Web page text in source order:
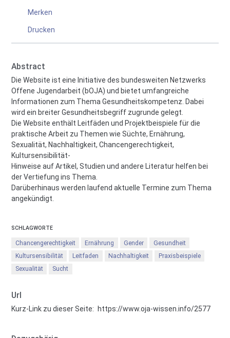
Merken
Drucken
Abstract
Die Website ist eine Initiative des bundesweiten Netzwerks
Offene Jugendarbeit (bOJA) und bietet umfangreiche
Informationen zum Thema Gesundheitskompetenz. Dabei
wird ein breiter Gesundheitsbegriff zugrunde gelegt.
Die Website enthält Leitfäden und Projektbeispiele für die
praktische Arbeit zu Themen wie Süchte, Ernährung,
Sexualität, Nachhaltigkeit, Chancengerechtigkeit,
Kultursensibilität-
Hinweise auf Artikel, Studien und andere Literatur helfen bei
der Vertiefung ins Thema.
Darüberhinaus werden laufend aktuelle Termine zum Thema
angekündigt.
SCHLAGWORTE
Chancengerechtigkeit Ernährung Gender
Gesundheit
Kultursensibilität
Leitfaden Nachhaltigkeit
Praxisbeispiele
Sexualität
Sucht
Url
Kurz-Link zu dieser Seite: https://www.oja-wissen.info/2577